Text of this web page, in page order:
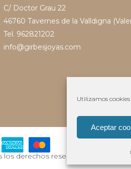
Utilizamos
Aceptar
C/ Doctor Grau 22
46760 Tavernes de la Valldigna
Tel. 962821202
info@girbesjoyas.com
derechos reservados